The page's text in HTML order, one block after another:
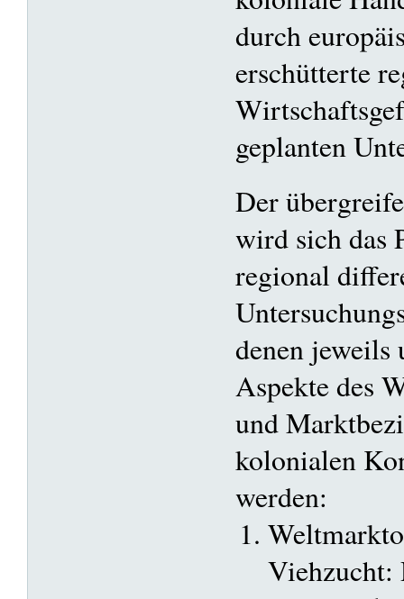
durch
erschütterte
geplanten
Der
wird sich das
regional
denen jeweils
Aspekte des
und
kolonialen
werden: